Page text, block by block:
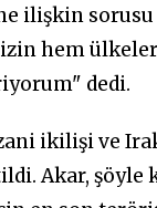
ilişkin sorusu
hem
dedi.
ikilişi ve
Akar, şöyle